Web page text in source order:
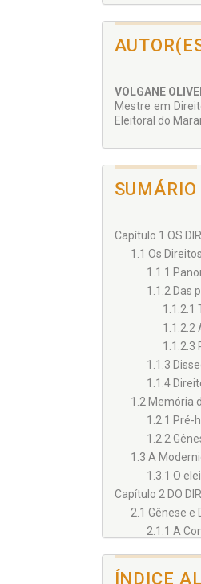
VOLGANE
Mestre em
Eleitoral do
SUMÁRIO
Capítulo 1 OS
1.1 Os
1.1.1
1.1.2 Das
1.1.2.1
1.1.2.2
1.1.2.3
1.1.3
1.1.4
1.2 Memória
1.2.1 Pré-
1.2.2
1.3 A
1.3.1 O
Capítulo 2 DO
2.1 Gênese e
2.1.1 A
2.1.3 A
ÍNDICE